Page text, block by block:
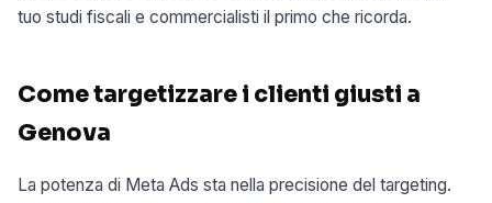
tuo studi fiscali e commercialisti il primo che ricorda.
Come targetizzare i clienti giusti a
Genova
La potenza di Meta Ads sta nella precisione del targeting.